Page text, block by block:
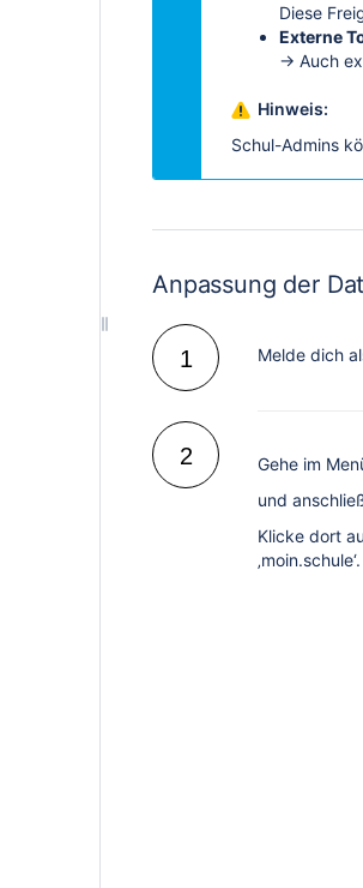
Diese
Externe
→ Auch
Hinweis:
Schul-Admins
Anpassung der
1 Melde dich
2 Gehe im
und
Klicke dort
‚moin.schule‘.